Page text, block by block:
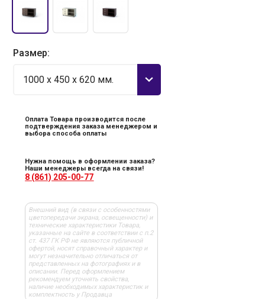
Размер:
1000 x 450 x 620 мм.
Оплата Товара производится после
подтверждения заказа менеджером и
выбора способа оплаты
Нужна помощь в оформлении заказа?
Наши менеджеры всегда на связи!
8 (861) 205-00-77
Внешний вид (в связи с особенностями
цветопередачи экрана, освещенности) и
технические характеристики Товара,
указанные на сайте в соответствии с п.2
ст. 437 ГК РФ не являются публичной
офертой, носят справочный характер и
могут незначительно отличаться от
представленных на фотографиях и в
описании. Перед оформлением
рекомендуем уточнять свойства,
наличие необходимых характеристик и
комплектность у Продавца